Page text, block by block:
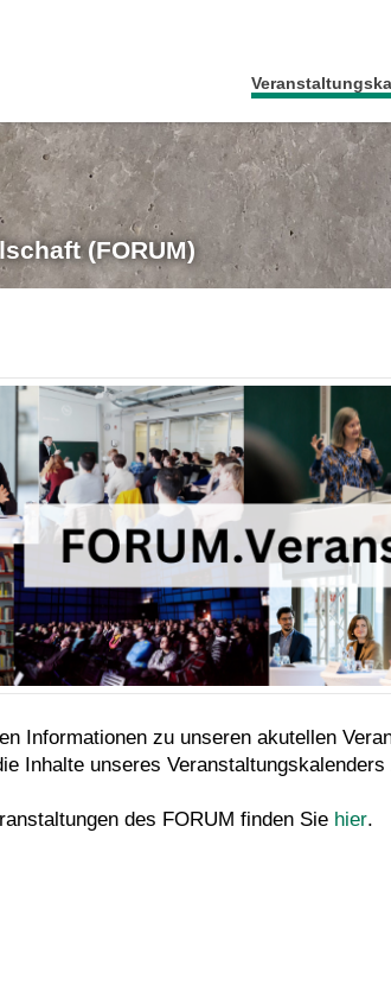
(FORUM)
Informationen zu unseren akutellen
Inhalte unseres
des FORUM finden Sie hier.